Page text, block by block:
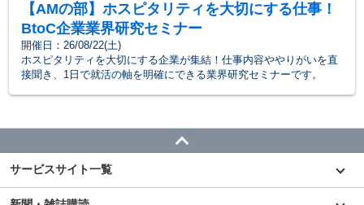
【AMの部】ホスピタリティを大切にする仕事！
BtoC企業業界研究セミナー
開催日：26/08/22(土)
ホスピタリティを大切にする企業が集結！仕事内容ややりがいを直
接聞き、1日で就活の軸を明確にできる業界研究セミナーです。
サービスサイト一覧